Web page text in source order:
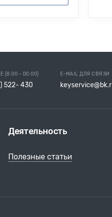
(8:00 - 00:00)
522- 430
E-MAIL ДЛЯ СВЯЗИ
Деятельность
Полезные статьи